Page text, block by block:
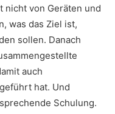
nicht von Geräten und
was das Ziel ist,
sollen. Danach
auch
hat. Und
Schulung.